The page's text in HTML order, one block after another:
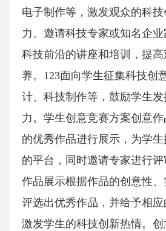
电子制作等，激发观众的科
力。邀请科技专家或知名企
科技前沿的讲座和培训，提
养。123面向学生征集科技创
计、科技制作等，鼓励学生
力。学生创意竞赛方案创意作
的优秀作品进行展示，为学
的平台，同时邀请专家进行
作品展示根据作品的创意性、
评选出优秀作品，并给予相应
激发学生的科技创新热情。